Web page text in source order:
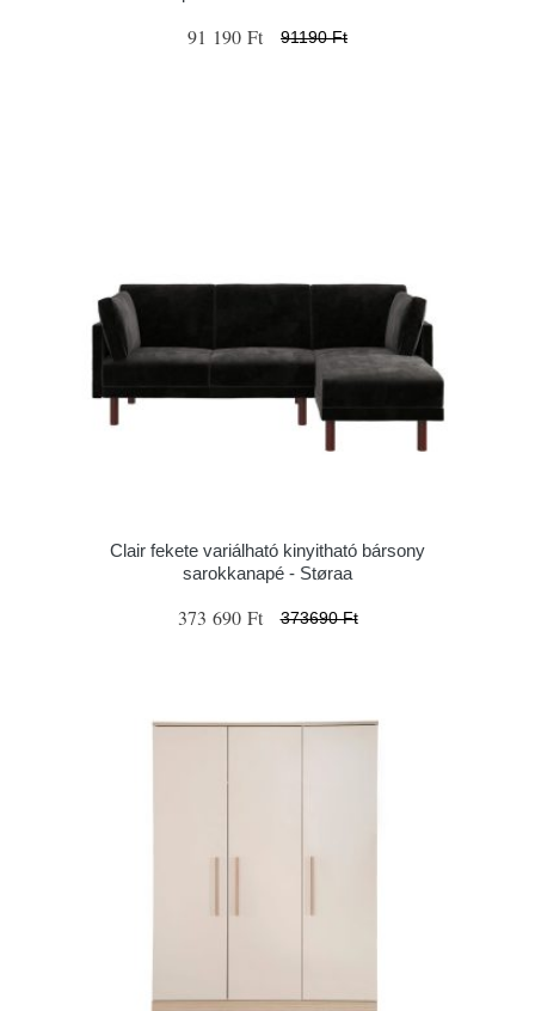
91 190 Ft 91190 Ft
Clair fekete variálható kinyitható bársony
sarokkanapé - Støraa
373 690 Ft 373690 Ft